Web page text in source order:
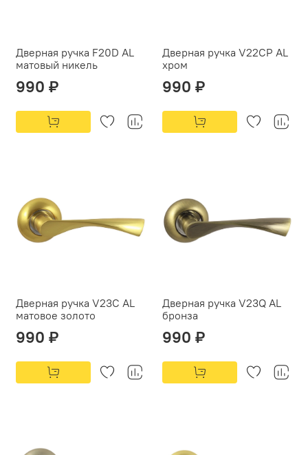
Дверная ручка F20D AL
матовый никель
990 ₽
Дверная ручка V22CP AL
хром
990 ₽
Дверная ручка V23C AL
матовое золото
990 ₽
Дверная ручка V23Q AL
бронза
990 ₽